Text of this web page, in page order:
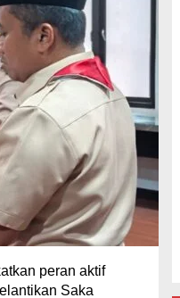
peran aktif
Saka